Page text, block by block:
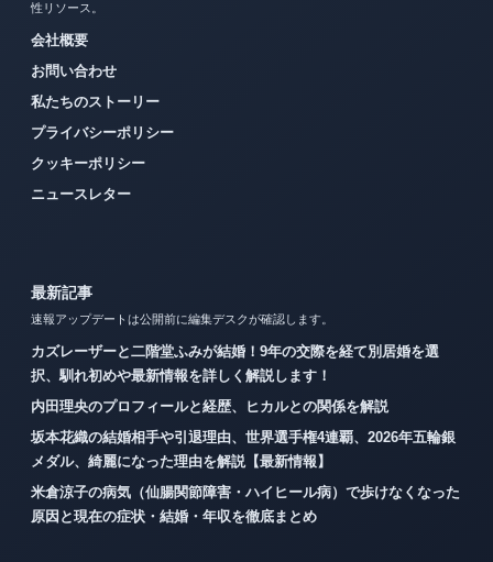
性リソース。
会社概要
お問い合わせ
私たちのストーリー
プライバシーポリシー
クッキーポリシー
ニュースレター
最新記事
速報アップデートは公開前に編集デスクが確認します。
カズレーザーと二階堂ふみが結婚！9年の交際を経て別居婚を選
択、馴れ初めや最新情報を詳しく解説します！
内田理央のプロフィールと経歴、ヒカルとの関係を解説
坂本花織の結婚相手や引退理由、世界選手権4連覇、2026年五輪銀
メダル、綺麗になった理由を解説【最新情報】
米倉涼子の病気（仙腸関節障害・ハイヒール病）で歩けなくなった
原因と現在の症状・結婚・年収を徹底まとめ